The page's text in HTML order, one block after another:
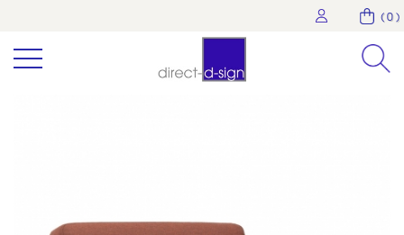
( 0 )